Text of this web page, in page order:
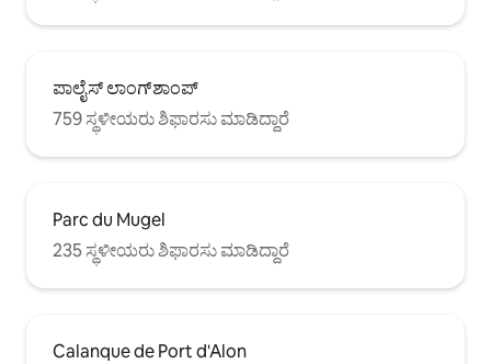
ಪಾಲೈಸ್ ಲಾಂಗ್‌ಶಾಂಪ್
759 ಸ್ಥಳೀಯರು ಶಿಫಾರಸು ಮಾಡಿದ್ದಾರೆ
Parc du Mugel
235 ಸ್ಥಳೀಯರು ಶಿಫಾರಸು ಮಾಡಿದ್ದಾರೆ
Calanque de Port d'Alon